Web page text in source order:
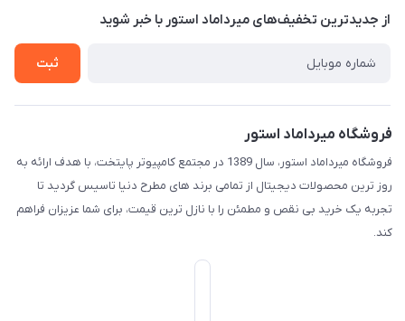
تـیـکـت بـه پـشـتـیـبـانـی
از جدید‌ترین تخفیف‌های میرداماد استور با‌ خبر شوید
ثبت
فروشگاه میرداماد استور
فروشگاه میرداماد استور، سال 1389 در مجتمع کامپیوتر پایتخت، با هدف ارائه به
روز ترین محصولات دیجیتال از تمامی برند های مطرح دنیا تاسیس گردید تا
تجربه یک خرید بی نقص و مطمئن را با نازل ترین قیمت، برای شما عزیزان فراهم
کند.